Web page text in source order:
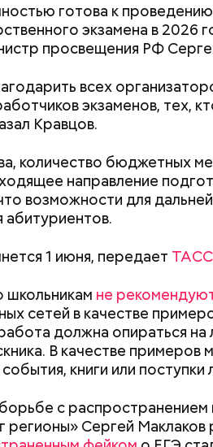
готова к
экзамена в 2026
просвещения РФ
всех
экзаменов, тех,
Кравцов.
количество бюджетных
направление
возможности для
1 июня, передает ТАСС
школьникам не
сетей в качестве
должна опираться на
В качестве примеров
книги или поступки
с
Сергей Маклаков
холостяка
такой Роберт
просят
украшу:
Москве